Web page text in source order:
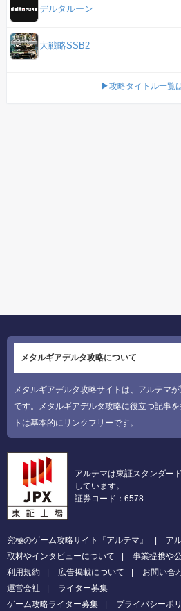
デルタルーン
大戦略SSB2
▶攻略タイトル一覧
メタルギアデルタ攻略について
メタルギアデルタ攻略サイトは、アルテマ
です。メタルギアデルタ攻略に役立つ記事
トは基本的にリンクフリーです。
アルテマは東証スタンダー
しています。
証券コード：6578
究極のゲーム攻略サイト『アルテマ』
ア
取材やインタビューについて
事業提携や
利用規約
広告掲載について お問い合
運営会社
ライター募集
ゲーム攻略ライター募集
プライバシーポ